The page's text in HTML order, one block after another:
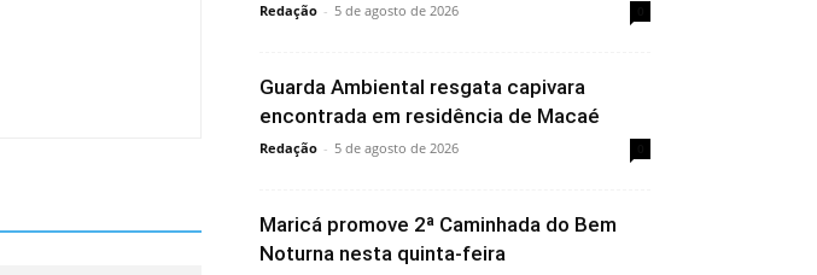
Redação - 5 de agosto de 2026
Guarda Ambiental resgata capivara
encontrada em residência de Macaé
Redação - 5 de agosto de 2026
Maricá promove 2ª Caminhada do Bem
Noturna nesta quinta-feira